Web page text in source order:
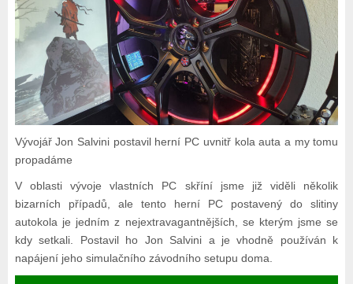
Vývojář Jon Salvini postavil herní PC uvnitř kola auta a my tomu
propadáme
V oblasti vývoje vlastních PC skříní jsme již viděli několik
bizarních případů, ale tento herní PC postavený do slitiny
autokola je jedním z nejextravagantnějších, se kterým jsme se
kdy setkali. Postavil ho Jon Salvini a je vhodně používán k
napájení jeho simulačního závodního setupu doma.